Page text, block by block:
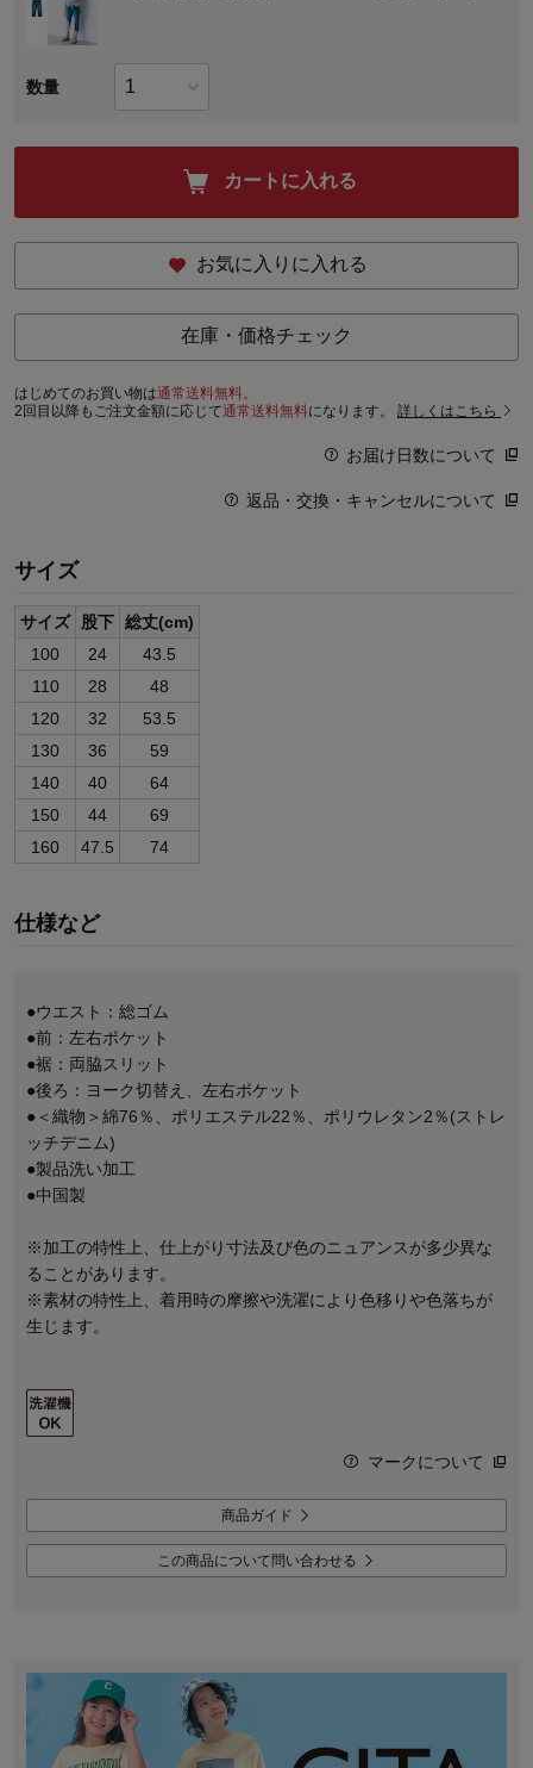
数量
カートに入れる
お気に入りに入れる
在庫・価格チェック
はじめてのお買い物は通常送料無料。
2回目以降もご注文金額に応じて通常送料無料になります。 詳しくはこちら
お届け日数について
返品・交換・キャンセルについて
サイズ
サイズ 股下 総丈(cm)
100
24
43.5
110
28
48
120
32
53.5
130
36
59
140
40
64
150
44
69
160
47.5 74
仕様など
●ウエスト：総ゴム
●前：左右ポケット
●裾：両脇スリット
●後ろ：ヨーク切替え、左右ポケット
●＜織物＞綿76％、ポリエステル22％、ポリウレタン2％(ストレ
ッチデニム)
●製品洗い加工
●中国製
※加工の特性上、仕上がり寸法及び色のニュアンスが多少異な
ることがあります。
※素材の特性上、着用時の摩擦や洗濯により色移りや色落ちが
生じます。
マークについて
商品ガイド
この商品について問い合わせる